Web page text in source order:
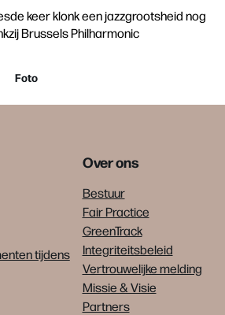
keer klonk een jazzgrootsheid nog
Brussels Philharmonic
Foto
tijdens
Over ons
Bestuur
Fair Practice
GreenTrack
Integriteitsbeleid
Vertrouwelijke melding
Missie & Visie
Partners